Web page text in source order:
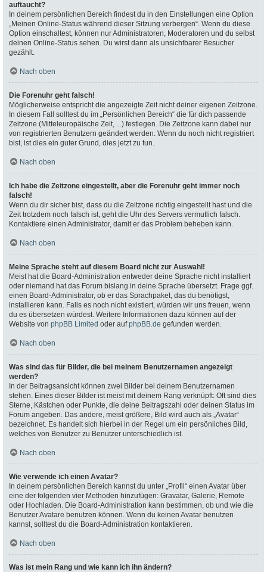
auftaucht?
In deinem persönlichen Bereich findest du in den Einstellungen eine Option
„Meinen Online-Status während dieser Sitzung verbergen“. Wenn du diese
Option einschaltest, können nur Administratoren, Moderatoren und du selbst
deinen Online-Status sehen. Du wirst dann als unsichtbarer Besucher
gezählt.
Nach oben
Die Forenuhr geht falsch!
Möglicherweise entspricht die angezeigte Zeit nicht deiner eigenen Zeitzone.
In diesem Fall solltest du im „Persönlichen Bereich“ die für dich passende
Zeitzone (Mitteleuropäische Zeit, ...) festlegen. Die Zeitzone kann dabei nur
von registrierten Benutzern geändert werden. Wenn du noch nicht registriert
bist, ist dies ein guter Grund, dies jetzt zu tun.
Nach oben
Ich habe die Zeitzone eingestellt, aber die Forenuhr geht immer noch
falsch!
Wenn du dir sicher bist, dass du die Zeitzone richtig eingestellt hast und die
Zeit trotzdem noch falsch ist, geht die Uhr des Servers vermutlich falsch.
Kontaktiere einen Administrator, damit er das Problem beheben kann.
Nach oben
Meine Sprache steht auf diesem Board nicht zur Auswahl!
Meist hat die Board-Administration entweder deine Sprache nicht installiert
oder niemand hat das Forum bislang in deine Sprache übersetzt. Frage ggf.
einen Board-Administrator, ob er das Sprachpaket, das du benötigst,
installieren kann. Falls es noch nicht existiert, würden wir uns freuen, wenn
du es übersetzen würdest. Weitere Informationen dazu können auf der
Website von phpBB Limited oder aufphpBB.de gefunden werden.
Nach oben
Was sind das für Bilder, die bei meinem Benutzernamen angezeigt
werden?
In der Beitragsansicht können zwei Bilder bei deinem Benutzernamen
stehen. Eines dieser Bilder ist meist mit deinem Rang verknüpft: Oft sind dies
Sterne, Kästchen oder Punkte, die deine Beitragszahl oder deinen Status im
Forum angeben. Das andere, meist größere, Bild wird auch als „Avatar“
bezeichnet. Es handelt sich hierbei in der Regel um ein persönliches Bild,
welches von Benutzer zu Benutzer unterschiedlich ist.
Nach oben
Wie verwende ich einen Avatar?
In deinem persönlichen Bereich kannst du unter „Profil“ einen Avatar über
eine der folgenden vier Methoden hinzufügen: Gravatar, Galerie, Remote
oder Hochladen. Die Board-Administration kann bestimmen, ob und wie die
Benutzer Avatare benutzen können. Wenn du keinen Avatar benutzen
kannst, solltest du die Board-Administration kontaktieren.
Nach oben
Was ist mein Rang und wie kann ich ihn ändern?